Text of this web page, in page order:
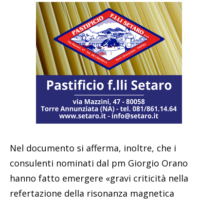
Nel documento si afferma, inoltre, che i
consulenti nominati dal pm Giorgio Orano
hanno fatto emergere «gravi criticità nella
refertazione della risonanza magnetica